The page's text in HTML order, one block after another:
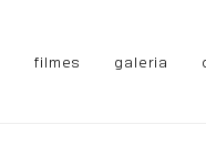
filmes galeria